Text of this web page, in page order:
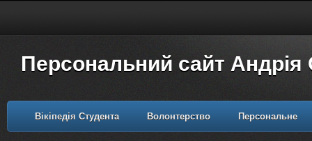
Персональний сайт Андрія
Вікіпедія Студента Волонтерство Персональне